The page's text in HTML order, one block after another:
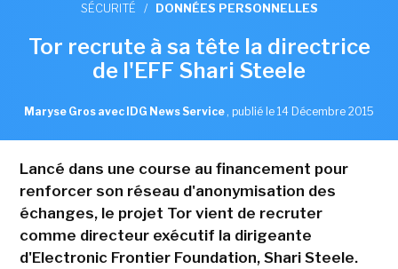
SÉCURITÉ / DONNÉES PERSONNELLES
Tor recrute à sa tête la directrice
de l'EFF Shari Steele
Maryse Gros avec IDG News Service , publié le 14 Décembre 2015
Lancé dans une course au financement pour
renforcer son réseau d'anonymisation des
échanges, le projet Tor vient de recruter
comme directeur exécutif la dirigeante
d'Electronic Frontier Foundation, Shari Steele.